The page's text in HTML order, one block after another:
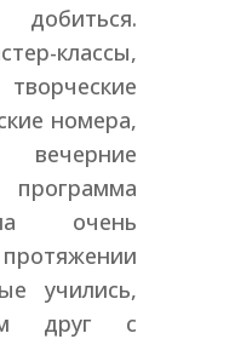
классы,
номера,
очень
учились,
друг с